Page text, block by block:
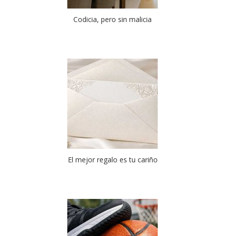
Codicia, pero sin malicia
El mejor regalo es tu cariño